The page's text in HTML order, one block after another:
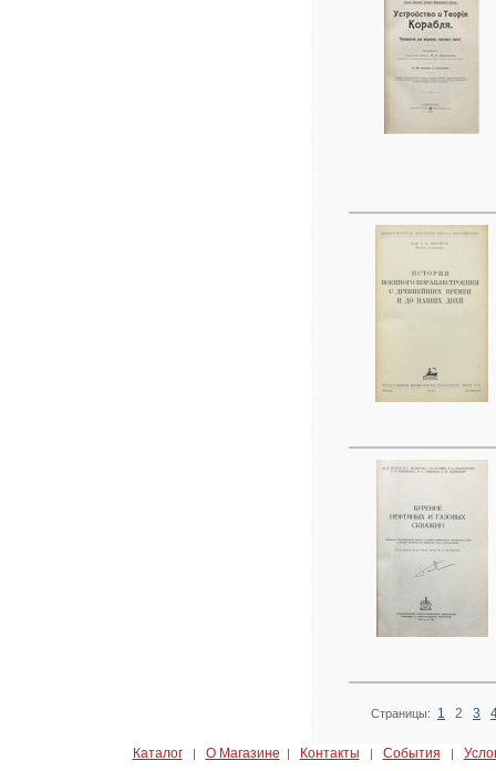
Страницы: 1 2 3
Каталог| О Магазине | Контакты | События |